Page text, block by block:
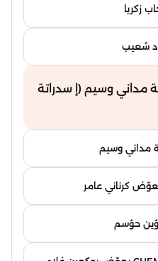
زكريا
شعيب
وسيم (إ سدراتة
مداني وسيم
كرناني عامر
حؤسم